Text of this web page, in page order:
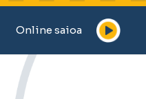
Online saioa